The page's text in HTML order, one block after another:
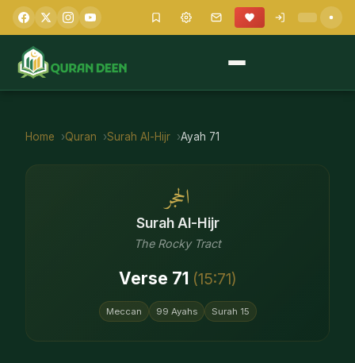
Home Quran Surah Al-Hijr Ayah 71
الحجر
Surah Al-Hijr
The Rocky Tract
Verse 71 (15:71)
Meccan 99 Ayahs Surah 15